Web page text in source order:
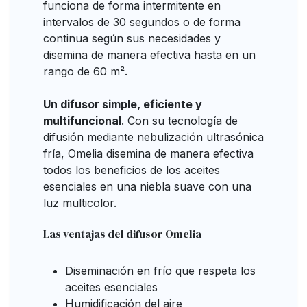
funciona de forma intermitente en
intervalos de 30 segundos o de forma
continua según sus necesidades y
disemina de manera efectiva hasta en un
rango de 60 m².
Un difusor simple, eficiente y
multifuncional. Con su tecnología de
difusión mediante nebulización ultrasónica
fría, Omelia disemina de manera efectiva
todos los beneficios de los aceites
esenciales en una niebla suave con una
luz multicolor.
Las ventajas del difusor Omelia
Diseminación en frío que respeta los
aceites esenciales
Humidificación del aire